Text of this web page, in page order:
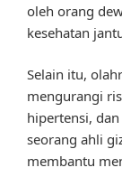
oleh orang
kesehatan
Selain itu,
mengurangi
hipertensi,
seorang ahli
membantu